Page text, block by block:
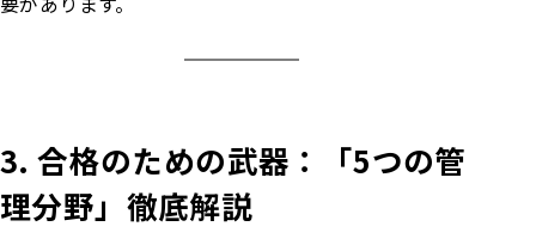
3. 合格のための武器：「5つの管
理分野」徹底解説